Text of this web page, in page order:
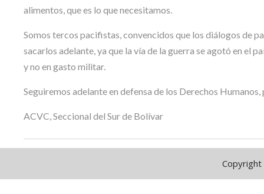
alimentos, que es lo que necesitamos.
Somos tercos pacifistas, convencidos que los diálogos de
sacarlos adelante, ya que la vía de la guerra se agotó en el
y no en gasto militar.
Seguiremos adelante en defensa de los Derechos
ACVC, Seccional del Sur de Bolívar
Copyright